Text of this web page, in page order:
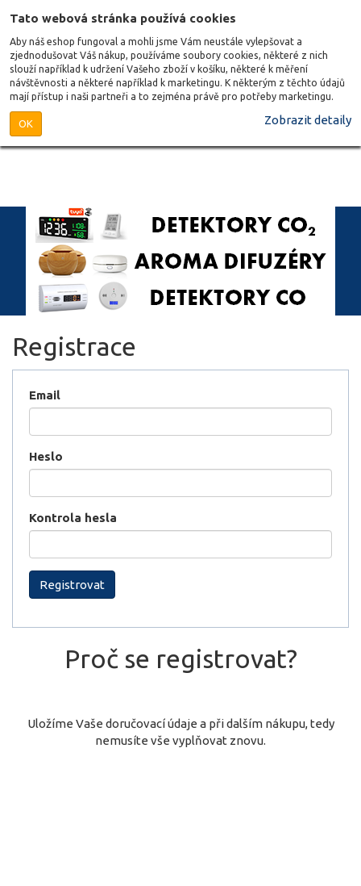
Tato webová stránka používá cookies
Aby náš eshop fungoval a mohli jsme Vám neustále vylepšovat a
zjednodušovat Váš nákup, používáme soubory cookies, některé z nich
slouží například k udržení Vašeho zboží v košíku, některé k měření
návštěvnosti a některé například k marketingu. K některým z těchto údajů
mají přístup i naši partneři a to zejména právě pro potřeby marketingu.
OK Zobrazit detaily
Registrace
Email
Heslo
Kontrola hesla
Registrovat
Proč se registrovat?
Uložíme Vaše doručovací údaje a při dalším nákupu, tedy
nemusíte vše vyplňovat znovu.